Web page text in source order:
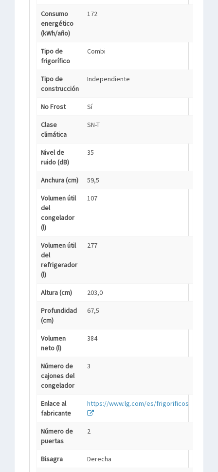
Consumo
energético
(kWh/año)
172
Tipo de
frigorífico
Combi
Tipo de
construcción
Independiente
No Frost Sí
Clase
climática
SN-T
Nivel de
ruido (dB)
35
Anchura (cm) 59,5
Volumen útil
del
congelador
(l)
107
Volumen útil
del
refrigerador
(l)
277
Altura (cm) 203,0
Profundidad
(cm)
67,5
Volumen
neto (l)
384
Número de
cajones del
congelador
3
Enlace al
fabricante
https://www.lg.com/es/frigorificos
Número de
puertas
2
Bisagra Derecha